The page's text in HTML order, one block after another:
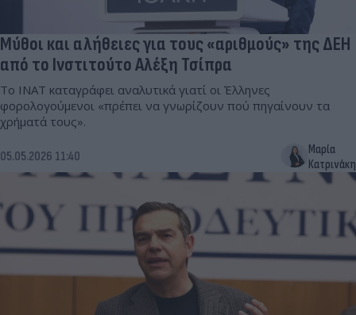
Μύθοι και αλήθειες για τους «αριθμούς» της ΔΕΗ
από το Ινστιτούτο Αλέξη Τσίπρα
Το ΙΝΑΤ καταγράφει αναλυτικά γιατί οι Έλληνες
φορολογούμενοι «πρέπει να γνωρίζουν πού πηγαίνουν τα
χρήματά τους».
05.05.2026 11:40
Μαρία
Κατρινάκη